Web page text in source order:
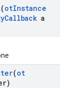
(otInstance
Callback a
(ot